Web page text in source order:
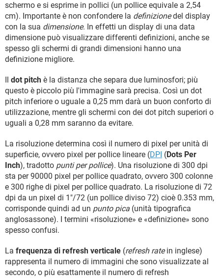
schermo e si esprime in pollici (un pollice equivale a 2,54
cm). Importante è non confondere la definizionedel display
con la sua dimensione. In effetti un display di una data
dimensione può visualizzare differenti definizioni, anche se
spesso gli schermi di grandi dimensioni hanno una
definizione migliore.
dot pitch è la distanza che separa due luminosfori; più
questo è piccolo più l'immagine sarà precisa. Così un dot
pitch inferiore o uguale a 0,25 mm darà un buon conforto di
utilizzazione, mentre gli schermi con dei dot pitch superiori o
uguali a 0,28 mm saranno da evitare.
La risoluzione determina così il numero di pixel per unità di
superficie, ovvero pixel per pollice lineare (DPI (Dots Per
Inch), tradotto punti per pollice). Una risoluzione di 300 dpi
sta per 90000 pixel per pollice quadrato, ovvero 300 colonne
e 300 righe di pixel per pollice quadrato. La risoluzione di 72
dpi da un pixel di 1"/72 (un pollice diviso 72) cioè 0.353 mm,
corrisponde quindi ad un punto pica (unità tipografica
anglosassone). I termini «risoluzione» e «definizione» sono
spesso confusi.
La frequenza di refresh verticale (refresh ratein inglese)
rappresenta il numero di immagini che sono visualizzate al
secondo, o più esattamente il numero di refresh